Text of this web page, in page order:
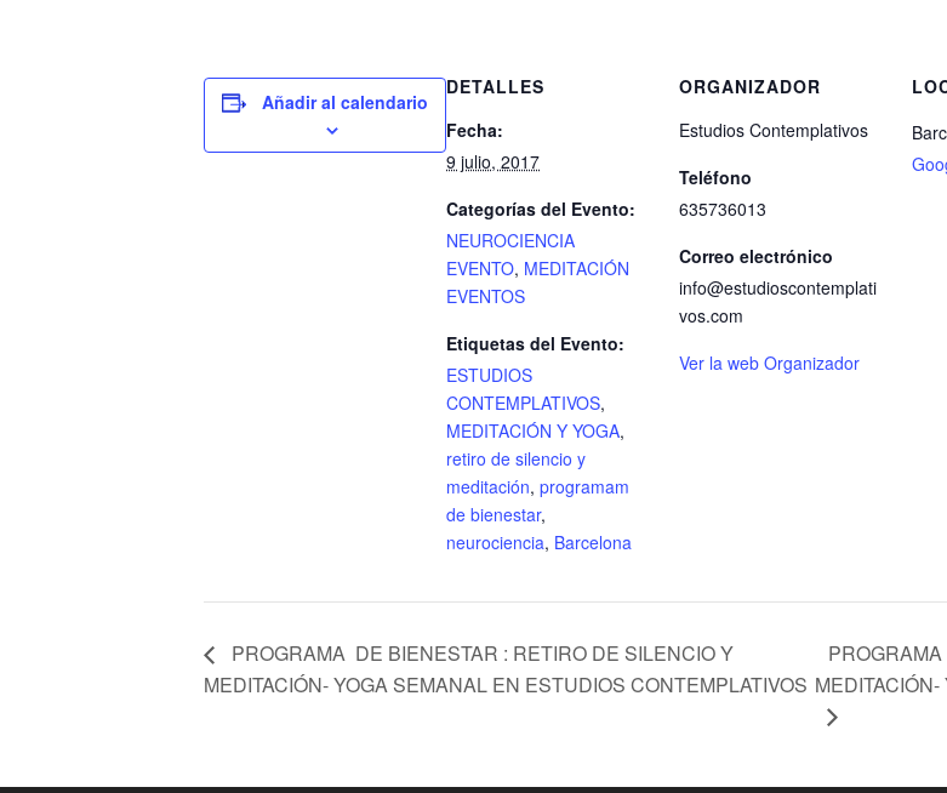
Añadir al calendario
DETALLES
Fecha:
9 julio, 2017
Categorías del Evento:
NEUROCIENCIA
EVENTO, MEDITACIÓN
EVENTOS
Etiquetas del Evento:
ESTUDIOS
CONTEMPLATIVOS,
MEDITACIÓN Y YOGA,
retiro de silencio y
meditación, programam
de bienestar,
neurociencia, Barcelona
ORGANIZADOR
Estudios Contemplativos
Teléfono
635736013
Correo electrónico
info@estudioscontemplati
vos.com
Ver la web Organizador
PROGRAMA DE BIENESTAR : RETIRO DE SILENCIO Y
MEDITACIÓN- YOGA SEMANAL EN ESTUDIOS CONTEMPLATIVOS